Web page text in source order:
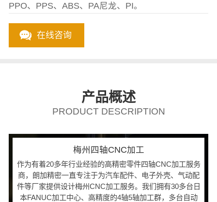
PPO、PPS、ABS、PA尼龙、PI。
在线咨询
产品概述
PRODUCT DESCRIPTION
梅州四轴CNC加工
作为有着20多年行业经验的高精密零件四轴CNC加工服务
商，朗加精密一直专注于为汽车配件、电子外壳、气动配
件等厂家提供设计梅州CNC加工服务。我们拥有30多台日
本FANUC加工中心、高精度的4轴5轴加工群，多台自动